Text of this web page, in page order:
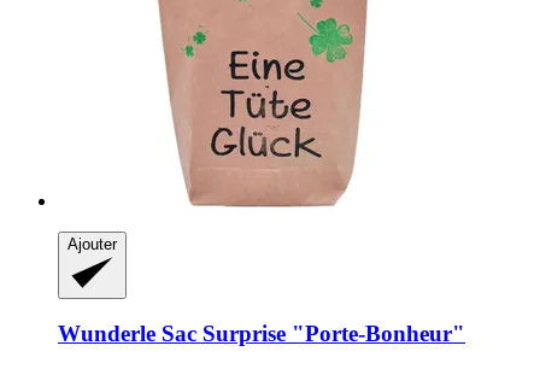
Ajouter
Wunderle Sac Surprise "Porte-​Bonheur"